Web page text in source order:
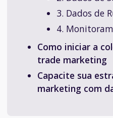
3. Dados de
4.
Como iniciar a
trade marketing
Capacite sua
marketing com